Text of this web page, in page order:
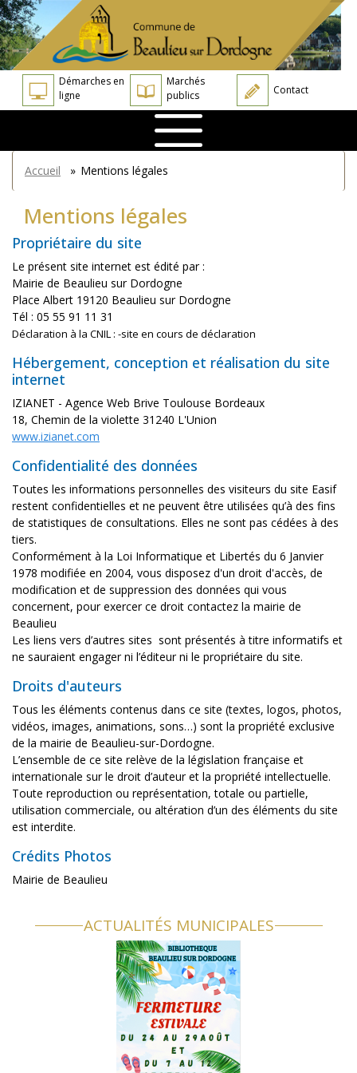
Aller
au
contenu
principal
Démarches en
ligne
Marchés
publics
Contact
You
are
here
Accueil » Mentions légales
Mentions légales
Propriétaire du site
Le présent site internet est édité par :
Mairie de Beaulieu sur Dordogne
Place Albert 19120 Beaulieu sur Dordogne
Tél : 05 55 91 11 31
Déclaration à la CNIL : -site en cours de déclaration
Hébergement, conception et réalisation du site
internet
IZIANET - Agence Web Brive Toulouse Bordeaux
18, Chemin de la violette 31240 L'Union
www.izianet.com
Confidentialité des données
Toutes les informations personnelles des visiteurs du site Easif
restent confidentielles et ne peuvent être utilisées qu’à des fins
de statistiques de consultations. Elles ne sont pas cédées à des
tiers.
Conformément à la Loi Informatique et Libertés du 6 Janvier
1978 modifiée en 2004, vous disposez d'un droit d'accès, de
modification et de suppression des données qui vous
concernent, pour exercer ce droit contactez la mairie de
Beaulieu
Les liens vers d’autres sites sont présentés à titre informatifs et
ne sauraient engager ni l’éditeur ni le propriétaire du site.
Droits d'auteurs
Tous les éléments contenus dans ce site (textes, logos, photos,
vidéos, images, animations, sons…) sont la propriété exclusive
de la mairie de Beaulieu-sur-Dordogne.
L’ensemble de ce site relève de la législation française et
internationale sur le droit d’auteur et la propriété intellectuelle.
Toute reproduction ou représentation, totale ou partielle,
utilisation commerciale, ou altération d’un des éléments du site
est interdite.
Crédits Photos
Mairie de Beaulieu
ACTUALITÉS MUNICIPALES
Panneau de gestion des cookies